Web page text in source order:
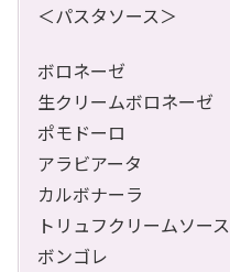
＜パスタソース＞
ボロネーゼ
生クリームボロネーゼ
ポモドーロ
アラビアータ
カルボナーラ
トリュフクリームソース
ボンゴレ